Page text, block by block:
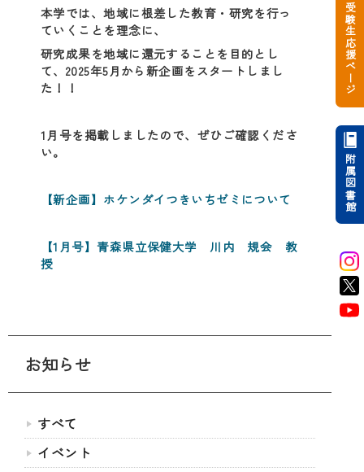
本学では、地域に根差した教育・研究を行っ
ていくことを理念に、
研究成果を地域に還元することを目的とし
て、2025年5月から新企画をスタートしまし
た！！
1月号を掲載しましたので、ぜひご確認くださ
い。
【新企画】ホケンダイつきいちゼミについて
【1月号】青森県立保健大学 川内 規会 教
授
お知らせ
すべて
イベント
受験生応援ページ
附属図書館